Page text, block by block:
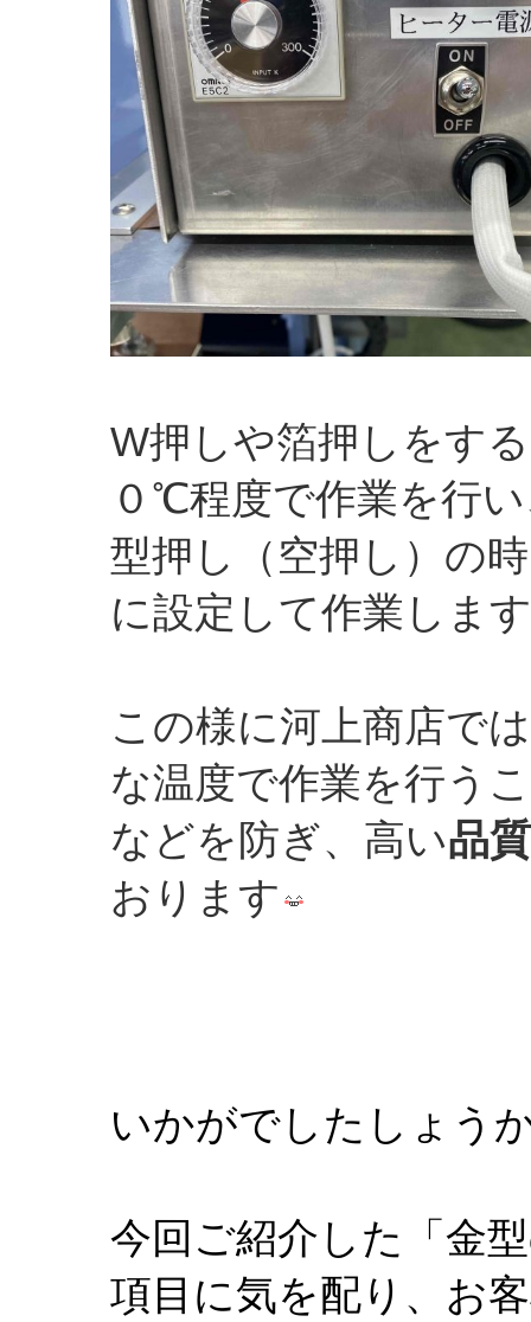
W押しや箔押しをす
０℃程度で作業を行
型押し（空押し）の
に設定して作業します
この様に河上商店で
な温度で作業を行う
などを防ぎ、高い品
おります
いかがでしたしょう
今回ご紹介した「金
項目に気を配り、お